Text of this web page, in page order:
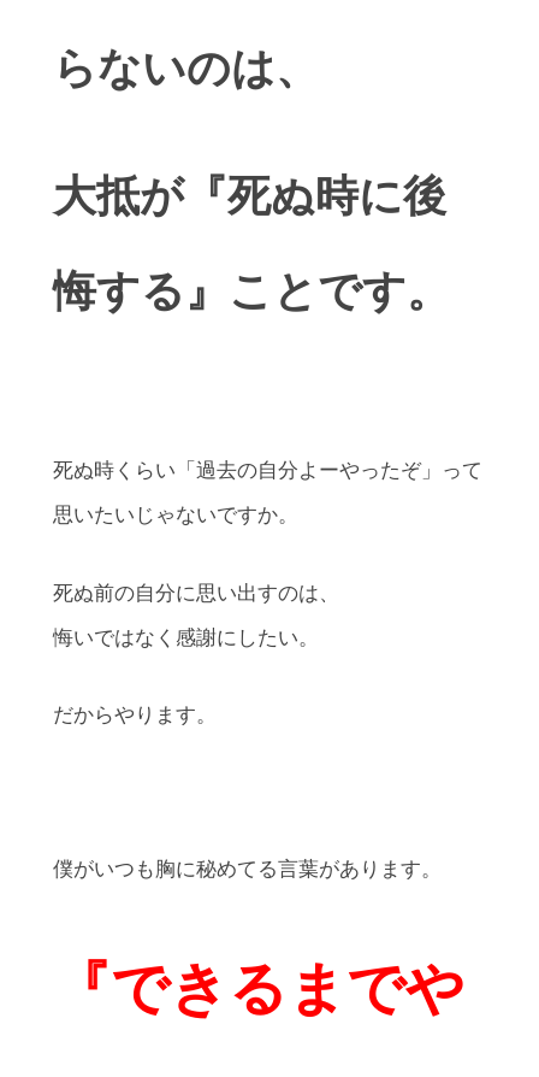
らないのは、
大抵が『死ぬ時に後
悔する』ことです。
死ぬ時くらい「過去の自分よーやったぞ」って
思いたいじゃないですか。
死ぬ前の自分に思い出すのは、
悔いではなく感謝にしたい。
だからやります。
僕がいつも胸に秘めてる言葉があります。
『できるまでや